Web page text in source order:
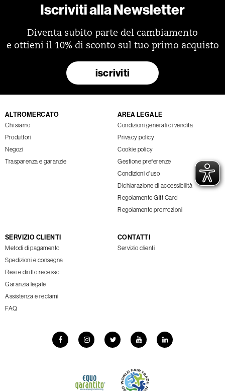
Iscriviti alla Newsletter
Diventa subito parte del cambiamento
e ottieni il 10% di sconto sul tuo primo acquisto
iscriviti
ALTROMERCATO
Chi siamo
Produttori
Negozi
Trasparenza e garanzie
AREA LEGALE
Condizioni generali di vendita
Privacy policy
Cookie policy
Gestione preferenze
Condizioni d'uso
Dichiarazione di accessibilità
Regolamento Gift Card
Regolamento promozioni
SERVIZIO CLIENTI
Metodi di pagamento
Spedizioni e consegna
Resi e diritto recesso
Garanzia legale
Assistenza e reclami
FAQ
CONTATTI
Servizio clienti